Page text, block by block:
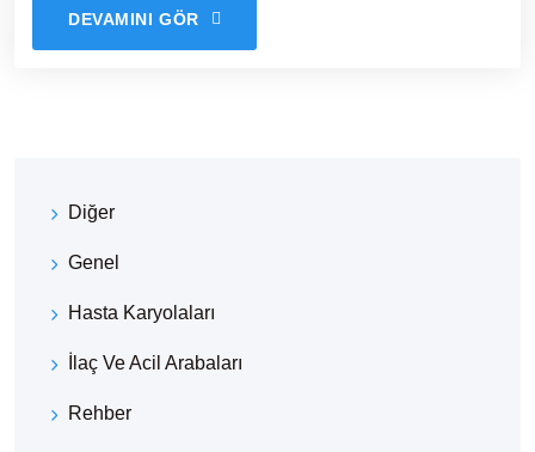
DEVAMINI GÖR
Diğer
Genel
Hasta Karyolaları
İlaç Ve Acil Arabaları
Rehber